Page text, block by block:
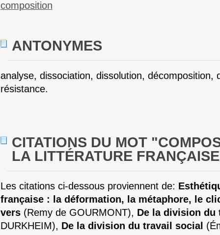
composition
ANTONYMES
analyse, dissociation, dissolution, décomposition,
résistance.
CITATIONS DU MOT
LA LITTÉRATURE
Les citations ci-dessous proviennent de:
française : la déformation, la métaphore, le
vers (Remy de GOURMONT), De la division du
DURKHEIM), De la division du travail social